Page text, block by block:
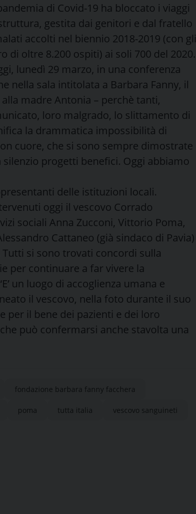
di Covid-19 ha bloccato i viaggi
gestita dai genitori e dal fratello
accolti nel biennio 2018-2019 (con gli
di oltre 8.200 ospiti) ai soli 700 del 2020.
lunedì 29 marzo, in una conferenza
nella sala intitolata a Barbara Fanny, il
madre Antonia – perchè tanti,
loro malgrado, lo slittamento di
la drammatica impossibilità di
cuore, che si sono sempre dimostrate
progetti benefici. Oggi abbiamo
delle istituzioni locali.
oggi il vescovo Corrado
sociali Anna Zucconi, Vittorio Poma,
Cattaneo (già sindaco di Pavia)
si sono trovati concordi sulla
per continuare a far vivere la
un luogo di accoglienza umana e
il vescovo, nella foto durante il suo
per il bene dei pazienti e dei loro
può confermarsi anche stavolta una
fondazione barbara fanny facchera
poma tutta italia vescovo sanguineti